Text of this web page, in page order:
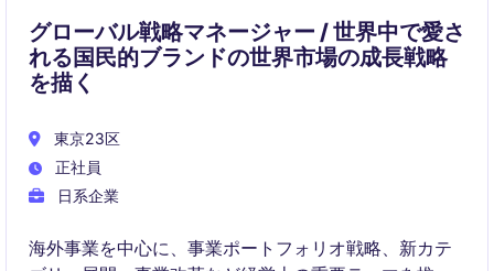
グローバル戦略マネージャー / 世界中で愛さ
れる国民的ブランドの世界市場の成長戦略
を描く
東京23区
正社員
日系企業
海外事業を中心に、事業ポートフォリオ戦略、新カテ